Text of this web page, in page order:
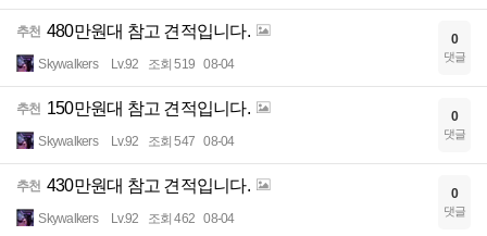
추천 480만원대 참고 견적입니다.
Skywalkers Lv.92 조회 519 08-04
0
댓글
추천 150만원대 참고 견적입니다.
Skywalkers Lv.92 조회 547 08-04
0
댓글
추천 430만원대 참고 견적입니다.
Skywalkers Lv.92 조회 462 08-04
0
댓글